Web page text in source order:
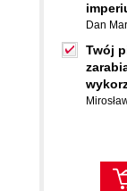
Dan
Twój